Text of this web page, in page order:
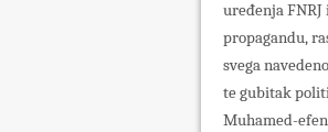
uređenja
propagandu,
svega
te gubitak
Muhamed-